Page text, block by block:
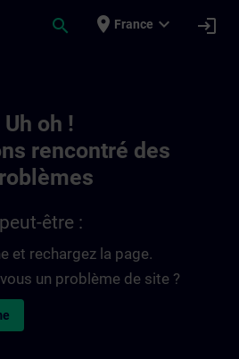
search place France expand_more login
Uh oh !
rencontré des
être :
et rechargez la page.
un problème de site ?